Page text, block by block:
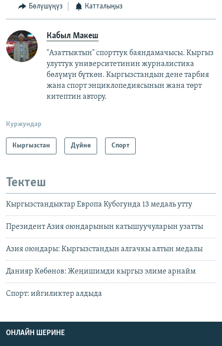
Бөлүшүңүз Катталыңыз
Кабыл Макеш
"Азаттыктын" спорттук баяндамачысы. Кыргыз
улуттук университетинин журналистика
бөлүмүн бүткөн. Кыргызстандын дене тарбия
жана спорт энциклопедиясынын жана төрт
китептин автору.
Куржундар
Кыргызстан Дүйнө Спорт
Тектеш
Кыргызстандыктар Европа Кубогунда 13 медаль утту
Президент Азия оюндарынын катышуучуларын узатты
Азия оюндары: Кыргызстандын алгачкы алтын медалы
Данияр Көбөнов: Жеңишимди кыргыз элиме арнайм
Спорт: ийгиликтер алдыда
ОНЛАЙН ШЕРИНЕ